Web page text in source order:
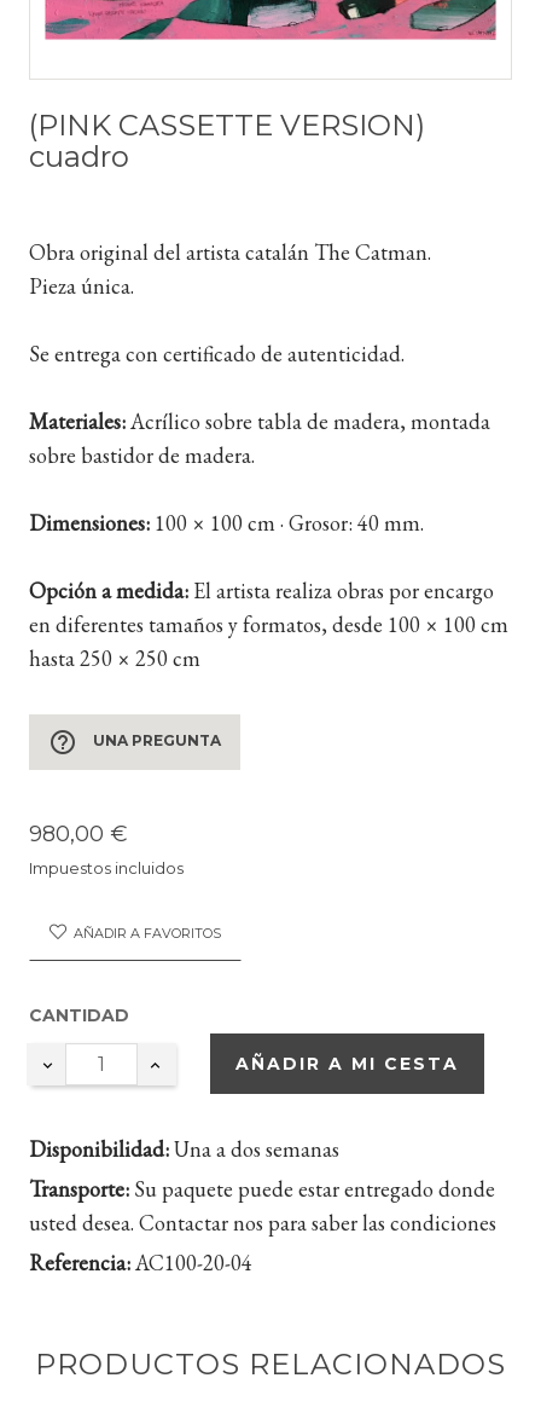
(PINK CASSETTE VERSION)
cuadro
Obra original del artista catalán The Catman.
Pieza única.
Se entrega con certificado de autenticidad.
Materiales:Acrílico sobre tabla de madera, montada
sobre bastidor de madera.
Dimensiones:100 × 100 cm · Grosor: 40 mm.
Opción a medida:El artista realiza obras por encargo
en diferentes tamaños y formatos, desde 100 × 100 cm
hasta 250 × 250 cm
help_outline UNA PREGUNTA
980,00 €
Impuestos incluidos
AÑADIR A FAVORITOS
CANTIDAD
AÑADIR A MI CESTA
Disponibilidad:Una a dos semanas
Transporte:Su paquete puede estar entregado donde
usted desea. Contactar nos para saber las condiciones
Referencia:AC100-20-04
PRODUCTOS RELACIONADOS